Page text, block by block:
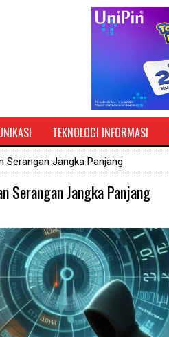
TEKNOLOGI INFORMASI
Serangan Jangka Panjang
Serangan Jangka Panjang